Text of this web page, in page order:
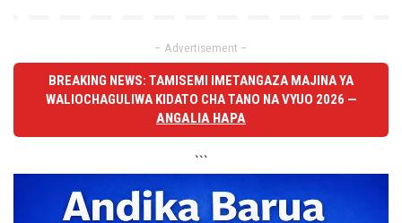
– Advertisement –
BREAKING NEWS: TAMISEMI IMETANGAZA MAJINA YA
WALIOCHAGULIWA KIDATO CHA TANO NA VYUO 2026 —
ANGALIA HAPA
```